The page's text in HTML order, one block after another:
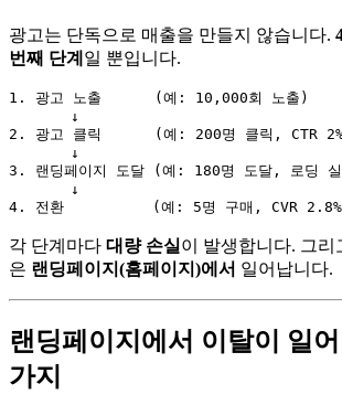
광고는 단독으로 매출을 만들지 않습니다.
번째 단계 일 뿐입니다.
1. 광고 노출      (예: 10,000회 노출)
       ↓
2. 광고 클릭      (예: 200명 클릭, CTR
       ↓
3. 랜딩페이지 도달 (예: 180명 도달, 로딩 실
       ↓
각 단계마다 대량 손실 이 발생합니다. 그리
은 랜딩페이지(홈페이지)에서 일어납니다.
랜딩페이지에서 이탈이 일
가지